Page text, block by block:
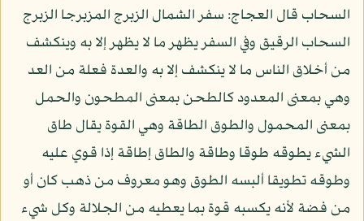
السحاب قال العجاج: سفر الشمال الزبرج المزبرجا الزبرج
السحاب الرقيق وفي السفر يظهر ما لا يظهر إلا به وينكشف
من أخلاق الناس ما لا ينكشف إلا به والعدة فعلة من العد
وهي بمعنى المعدود كالطحن بمعنى المطحون والحمل
بمعنى المحمول والطوق الطاقة وهي القوة يقال طاق
الشيء يطوقه طوقا وطاقة والطاق إطاقة إذا قوي عليه
وطوقه تطويقا ألبسه الطوق وهو معروف من ذهب كان أو
من فضة لأنه يكسبه قوة بما يعطيه من الجلالة وكل شيء